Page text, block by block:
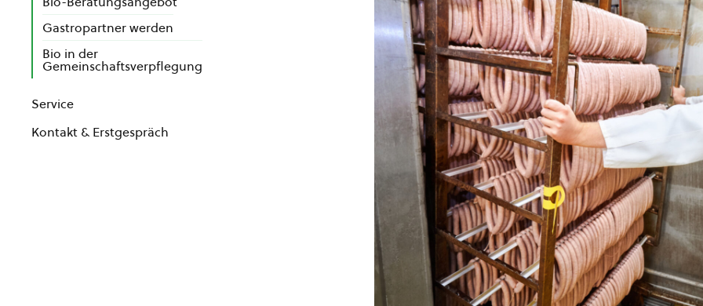
Gastropartner werden
Bio in der
Gemeinschaftsverpflegung
Service
Kontakt & Erstgespräch